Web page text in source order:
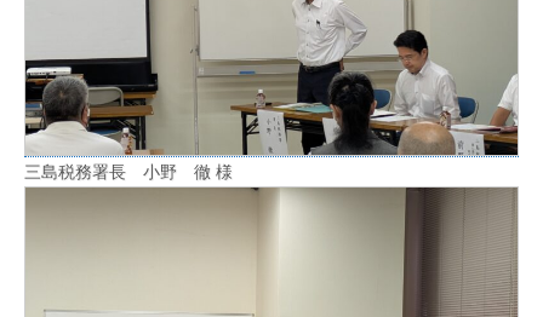
三島税務署長 小野 徹 様